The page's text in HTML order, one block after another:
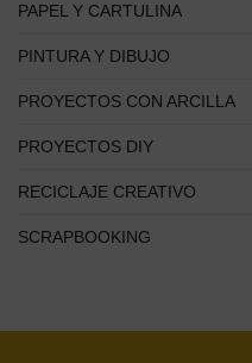
PAPEL Y CARTULINA
PINTURA Y DIBUJO
PROYECTOS CON ARCILLA
PROYECTOS DIY
RECICLAJE CREATIVO
SCRAPBOOKING